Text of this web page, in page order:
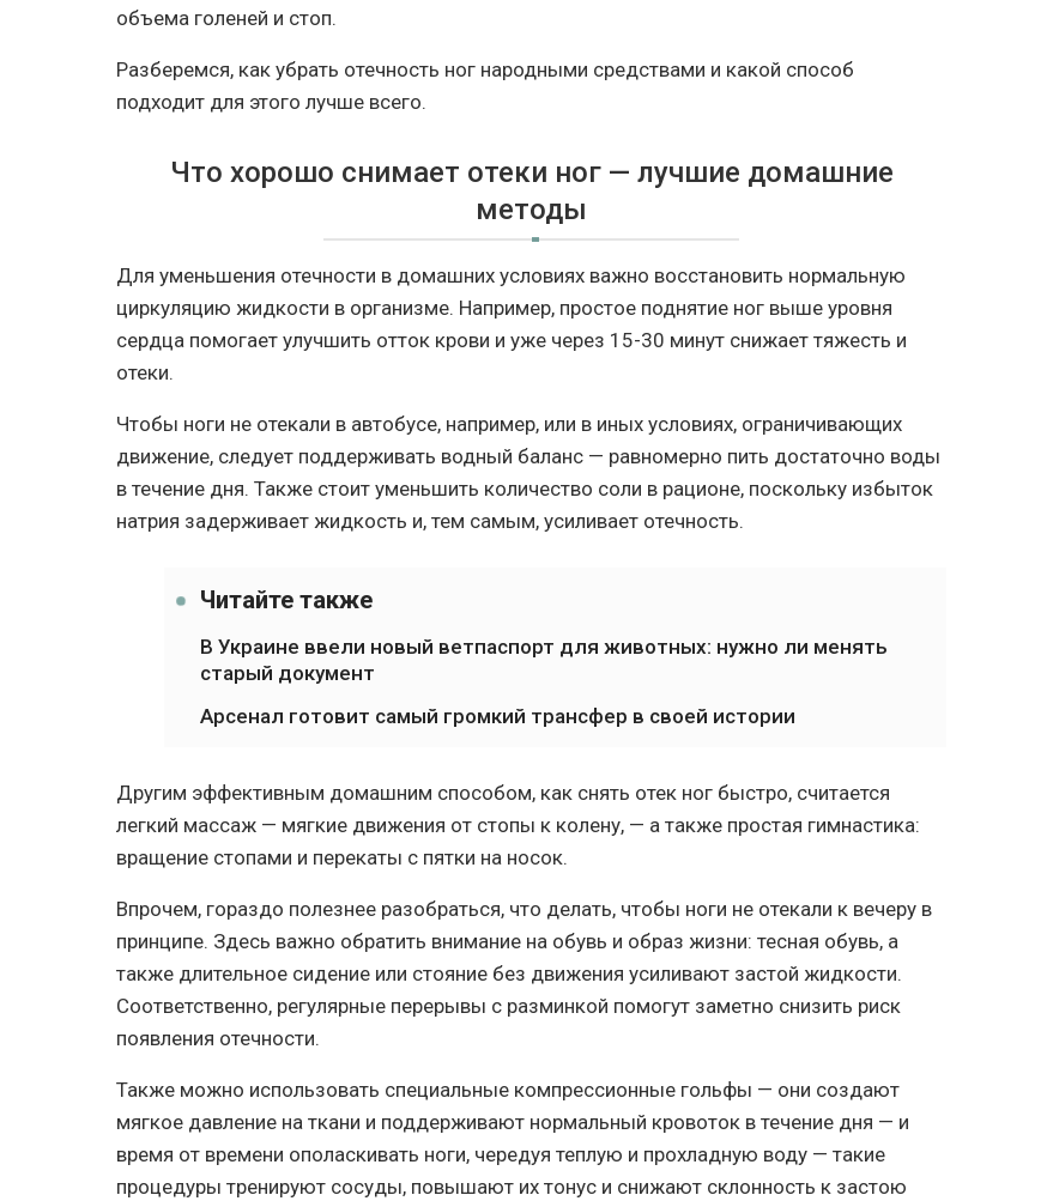
объема голеней и стоп.
Разберемся, как убрать отечность ног народными средствами и какой способ
подходит для этого лучше всего.
Что хорошо снимает отеки ног — лучшие домашние
методы
Для уменьшения отечности в домашних условиях важно восстановить нормальную
циркуляцию жидкости в организме. Например, простое поднятие ног выше уровня
сердца помогает улучшить отток крови и уже через 15-30 минут снижает тяжесть и
отеки.
Чтобы ноги не отекали в автобусе, например, или в иных условиях, ограничивающих
движение, следует поддерживать водный баланс — равномерно пить достаточно воды
в течение дня. Также стоит уменьшить количество соли в рационе, поскольку избыток
натрия задерживает жидкость и, тем самым, усиливает отечность.
Читайте также
В Украине ввели новый ветпаспорт для животных: нужно ли менять
старый документ
Арсенал готовит самый громкий трансфер в своей истории
Другим эффективным домашним способом, как снять отек ног быстро, считается
легкий массаж — мягкие движения от стопы к колену, — а также простая гимнастика:
вращение стопами и перекаты с пятки на носок.
Впрочем, гораздо полезнее разобраться, что делать, чтобы ноги не отекали к вечеру в
принципе. Здесь важно обратить внимание на обувь и образ жизни: тесная обувь, а
также длительное сидение или стояние без движения усиливают застой жидкости.
Соответственно, регулярные перерывы с разминкой помогут заметно снизить риск
появления отечности.
Также можно использовать специальные компрессионные гольфы — они создают
мягкое давление на ткани и поддерживают нормальный кровоток в течение дня — и
время от времени ополаскивать ноги, чередуя теплую и прохладную воду — такие
процедуры тренируют сосуды, повышают их тонус и снижают склонность к застою